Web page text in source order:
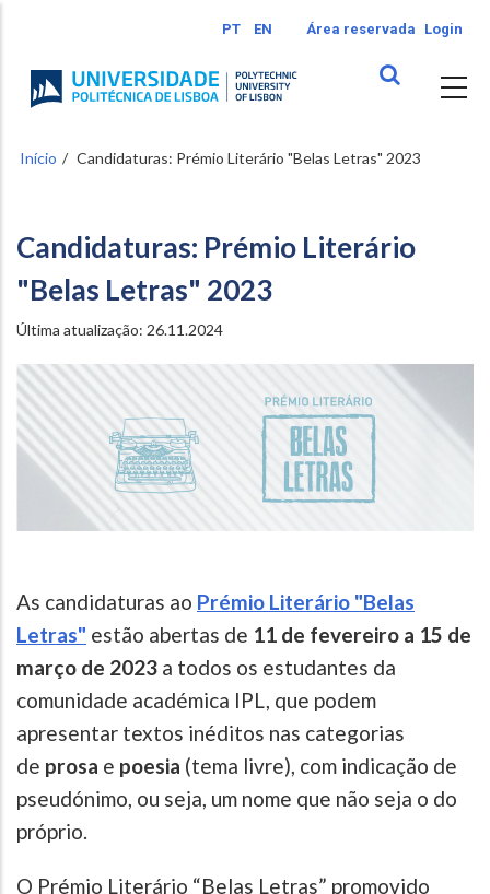
conteúdo
principal
PT EN Área reservada Login
Início Candidaturas: Prémio Literário "Belas Letras" 2023
Candidaturas: Prémio Literário
"Belas Letras" 2023
Última atualização: 26.11.2024
Image
As candidaturas ao Prémio Literário "Belas
Letras" estão abertas de 11 de fevereiro a 15 de
março de 2023 a todos os estudantes da
comunidade académica IPL, que podem
apresentar textos inéditos nas categorias
de prosa e poesia (tema livre), com indicação de
pseudónimo, ou seja, um nome que não seja o do
próprio.
O Prémio Literário “Belas Letras” promovido